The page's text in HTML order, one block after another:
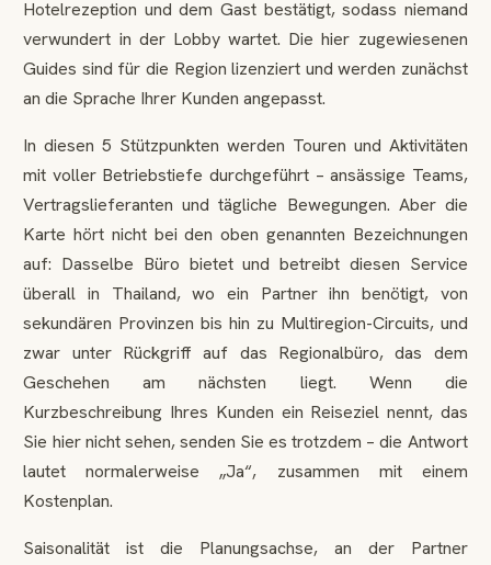
Hotelrezeption und dem Gast bestätigt, sodass niemand
verwundert in der Lobby wartet. Die hier zugewiesenen
Guides sind für die Region lizenziert und werden zunächst
an die Sprache Ihrer Kunden angepasst.
In diesen 5 Stützpunkten werden Touren und Aktivitäten
mit voller Betriebstiefe durchgeführt – ansässige Teams,
Vertragslieferanten und tägliche Bewegungen. Aber die
Karte hört nicht bei den oben genannten Bezeichnungen
auf: Dasselbe Büro bietet und betreibt diesen Service
überall in Thailand, wo ein Partner ihn benötigt, von
sekundären Provinzen bis hin zu Multiregion-Circuits, und
zwar unter Rückgriff auf das Regionalbüro, das dem
Geschehen am nächsten liegt. Wenn die
Kurzbeschreibung Ihres Kunden ein Reiseziel nennt, das
Sie hier nicht sehen, senden Sie es trotzdem – die Antwort
lautet normalerweise „Ja“, zusammen mit einem
Kostenplan.
Saisonalität ist die Planungsachse, an der Partner